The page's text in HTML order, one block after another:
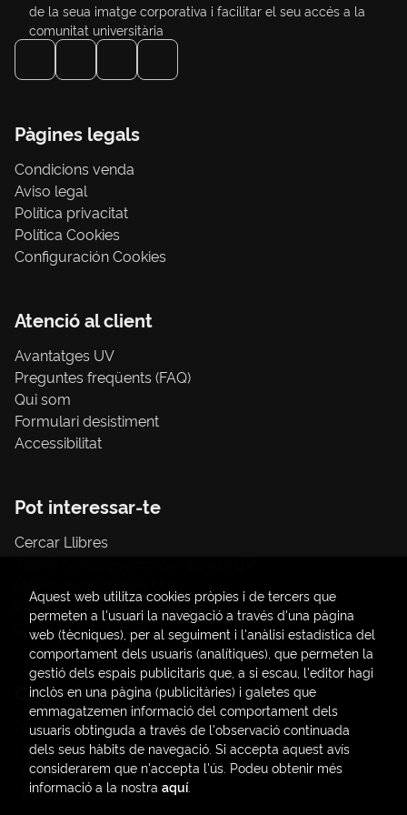
de la seua imatge corporativa i facilitar el seu accés a la
comunitat universitària
Pàgines legals
Condicions venda
Aviso legal
Política privacitat
Política Cookies
Configuración Cookies
Atenció al client
Avantatges UV
Preguntes freqüents (FAQ)
Qui som
Formulari desistiment
Accessibilitat
Pot interessar-te
Cercar Llibres
Papereria / material d'oficina
Consum Sostenible
Contacte
C/ Amadeo de Saboya, 4
(+34) 963828968
latendauv@fundacio.es
Formulari de contacte
Aquest web utilitza cookies pròpies i de tercers que
permeten a l'usuari la navegació a través d'una pàgina
web (tècniques), per al seguiment i l'anàlisi estadística del
comportament dels usuaris (analítiques), que permeten la
gestió dels espais publicitaris que, a si escau, l'editor hagi
inclòs en una pàgina (publicitàries) i galetes que
emmagatzemen informació del comportament dels
usuaris obtinguda a través de l'observació continuada
dels seus hàbits de navegació. Si accepta aquest avís
considerarem que n'accepta l'ús. Podeu obtenir més
informació a la nostra aquí.